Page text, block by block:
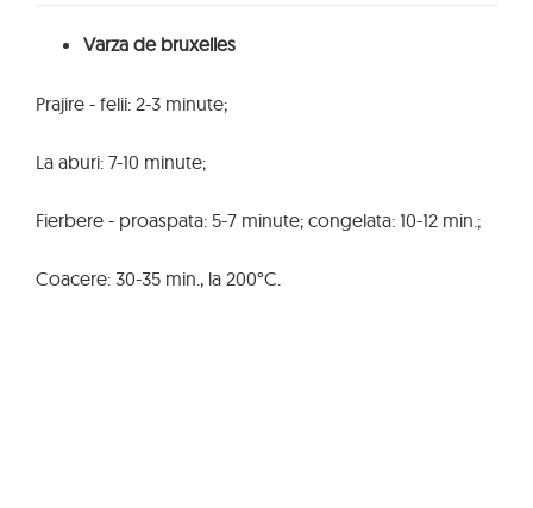
Varza de bruxelles
Prajire - felii: 2-3 minute;
La aburi: 7-10 minute;
Fierbere - proaspata: 5-7 minute; congelata: 10-12 min.;
Coacere: 30-35 min., la 200°C.